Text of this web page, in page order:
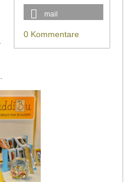
mail
0 Kommentare